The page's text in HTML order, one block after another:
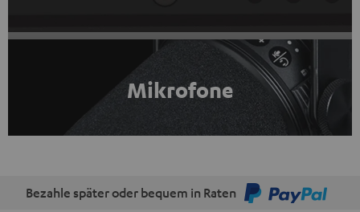
Mikrofone
Bezahle später oder bequem in Raten